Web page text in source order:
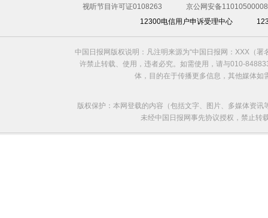
视听节目许可证0108263
京公网安备
12300电信用户申诉受理中心
中国日报网版权说明：凡注明来源为“中国日报网：XXX（
许禁止转载、使用，违者必究。如需使用，请与010-
体，目的在于传播更多信息，其他媒体
版权保护：本网登载的内容（包括文字、图片、多媒体资
未经中国日报网事先协议授权，禁止转